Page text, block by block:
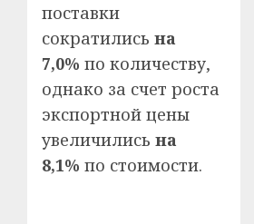
поставки
сократились на
7,0% по количеству,
однако за счет роста
экспортной цены
увеличились на
8,1% по стоимости.